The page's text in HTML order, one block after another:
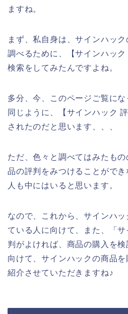
ますね。
まず、私自身は、サインハッ
調べるために、【サインハッ
検索をしてみたんですよね。
多分、今、このページご覧に
同じように、【サインハック
されたのだと思います、、、
ただ、色々と調べてはみたも
品の評判をみつけることができ
人も中にはいると思います。
なので、これから、サインハ
ている人に向けて、また、「
判がよければ、商品の購入を
向けて、サインハックの商品
紹介させていただきますね♪